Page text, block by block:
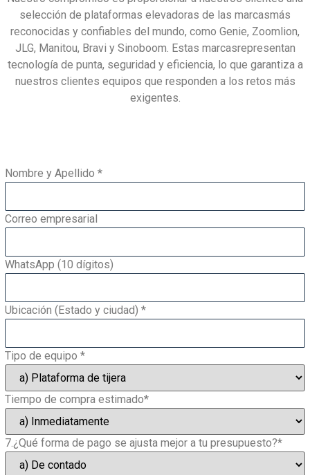
selección de plataformas elevadoras de las marcasmás
reconocidas y confiables del mundo, como Genie, Zoomlion,
JLG, Manitou, Bravi y Sinoboom. Estas marcasrepresentan
tecnología de punta, seguridad y eficiencia, lo que garantiza a
nuestros clientes equipos que responden a los retos más
exigentes.
Nombre y Apellido *
Correo empresarial
WhatsApp (10 dígitos)
Ubicación (Estado y ciudad) *
Tipo de equipo *
Tiempo de compra estimado*
7.¿Qué forma de pago se ajusta mejor a tu presupuesto?*